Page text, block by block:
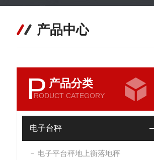
产品中心
P 产品分类
RODUCT CATEGORY
电子台秤
电子平台秤地上衡落地秤